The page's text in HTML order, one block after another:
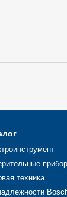
техника